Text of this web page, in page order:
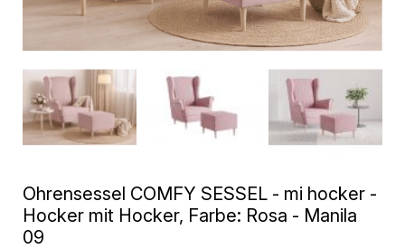
Ohrensessel COMFY SESSEL - mi hocker -
Hocker mit Hocker, Farbe: Rosa - Manila
09